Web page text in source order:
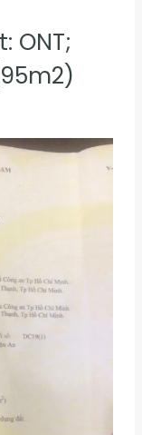
ONT;